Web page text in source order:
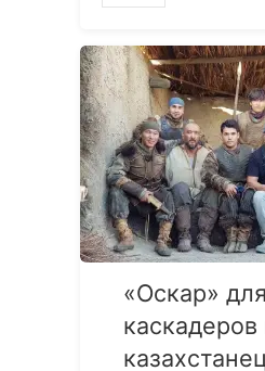
«Оскар» для
каскадеров